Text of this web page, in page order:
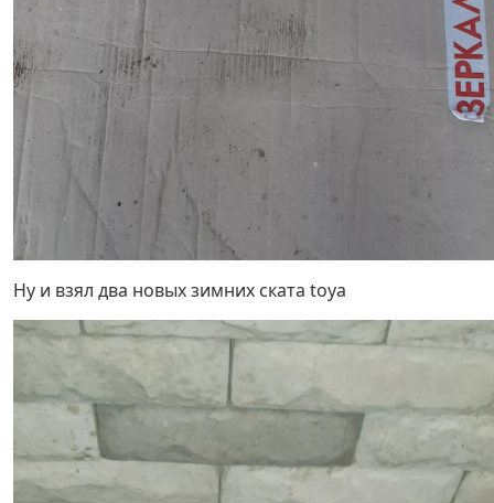
Ну и взял два новых зимних ската toya